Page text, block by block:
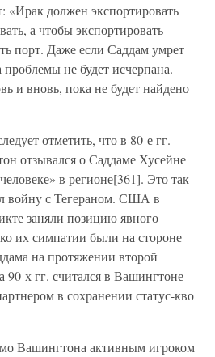
«Ирак должен экспортировать
а чтобы экспортировать
порт. Даже если Саддам умрет
не будет исчерпана.
и вновь, пока не будет найдено
отметить, что в 80-е гг.
отзывался о Саддаме Хусейне
в регионе[361]. Это так
войну с Тегераном. США в
заняли позицию явного
их симпатии были на стороне
на протяжении второй
90-х гг. считался в Вашингтоне
в сохранении статус-кво
Вашингтона активным игроком